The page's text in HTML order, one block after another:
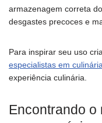
armazenagem correta
desgastes precoces e
Para inspirar seu uso
especialistas em
experiência culinária.
Encontrando o